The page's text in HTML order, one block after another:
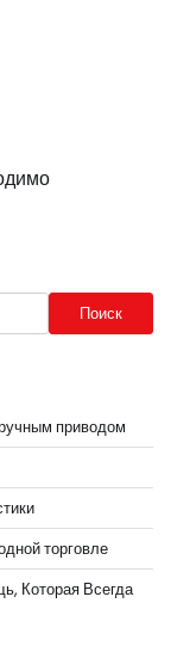
Поиск
приводом
торговле
Которая Всегда